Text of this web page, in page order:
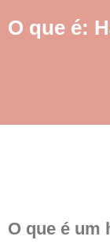
O que é:
O que é um